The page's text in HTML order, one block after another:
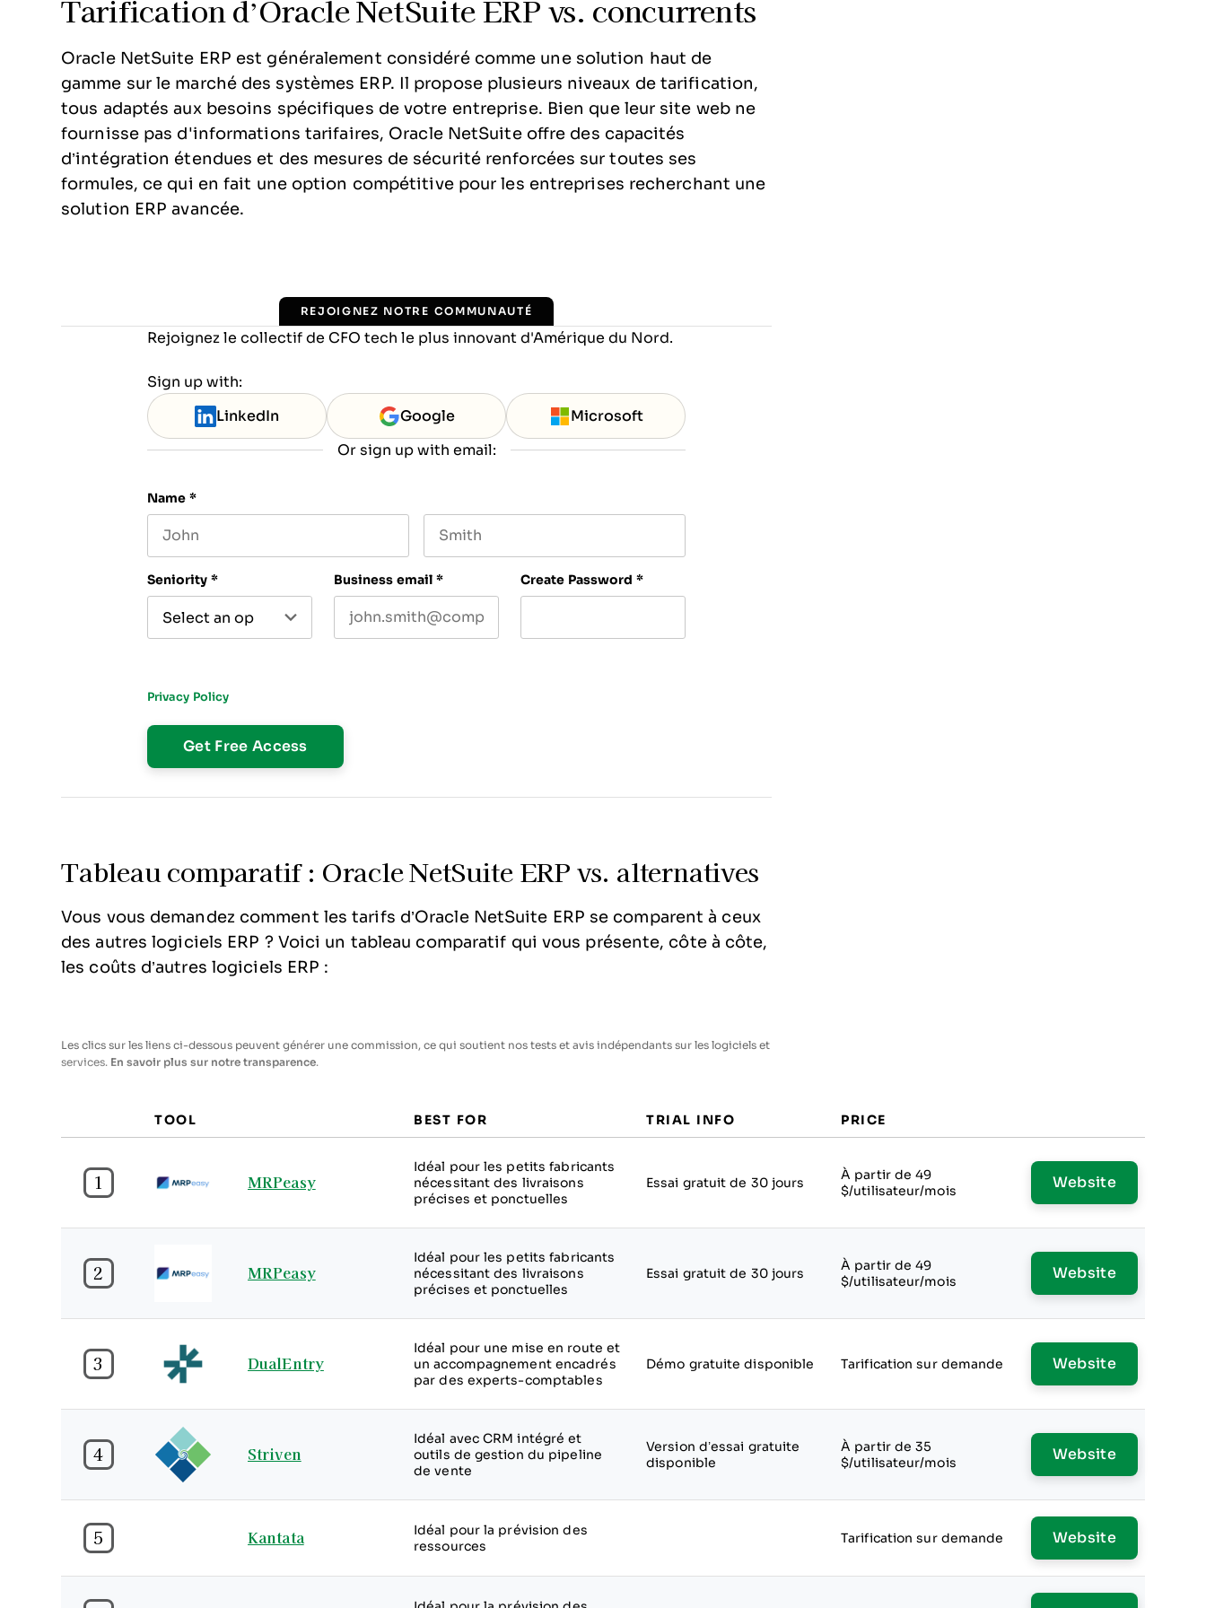
Tarification d’Oracle NetSuite ERP vs. concurrents
Oracle NetSuite ERP est généralement considéré comme une solution haut de
gamme sur le marché des systèmes ERP. Il propose plusieurs niveaux de tarification,
tous adaptés aux besoins spécifiques de votre entreprise. Bien que leur site web ne
fournisse pas d'informations tarifaires, Oracle NetSuite offre des capacités
d’intégration étendues et des mesures de sécurité renforcées sur toutes ses
formules, ce qui en fait une option compétitive pour les entreprises recherchant une
solution ERP avancée.
REJOIGNEZ NOTRE COMMUNAUTÉ
Rejoignez le collectif de CFO tech le plus innovant d'Amérique du Nord.
Sign up with:
LinkedIn Google Microsoft
Or sign up with email:
Name *
Seniority * Business email * Create Password *
Privacy Policy
Tableau comparatif : Oracle NetSuite ERP vs. alternatives
Vous vous demandez comment les tarifs d’Oracle NetSuite ERP se comparent à ceux
des autres logiciels ERP ? Voici un tableau comparatif qui vous présente, côte à côte,
les coûts d’autres logiciels ERP :
Les clics sur les liens ci-dessous peuvent générer une commission, ce qui soutient nos tests et avis indépendants sur les logiciels et
services. En savoir plus sur notre transparence.
TOOL BEST FOR TRIAL INFO PRICE
1 MRPeasy
Idéal pour les petits fabricants
nécessitant des livraisons
précises et ponctuelles
Essai gratuit de 30 jours
À partir de 49
$/utilisateur/mois
Website
2 MRPeasy
Idéal pour les petits fabricants
nécessitant des livraisons
précises et ponctuelles
Essai gratuit de 30 jours
À partir de 49
$/utilisateur/mois
Website
3 DualEntry
Idéal pour une mise en route et
un accompagnement encadrés
par des experts-comptables
Démo gratuite disponible Tarification sur demande Website
4 Striven
Idéal avec CRM intégré et
outils de gestion du pipeline
de vente
Version d’essai gratuite
disponible
À partir de 35
$/utilisateur/mois
Website
5 Kantata
Idéal pour la prévision des
ressources
Tarification sur demande Website